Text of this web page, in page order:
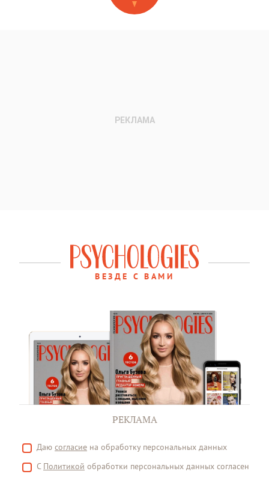
ВЕЗДЕ С ВАМИ
РЕКЛАМА
Даю согласие на обработку персональных данных
С Политикой обработки персональных данных согласен